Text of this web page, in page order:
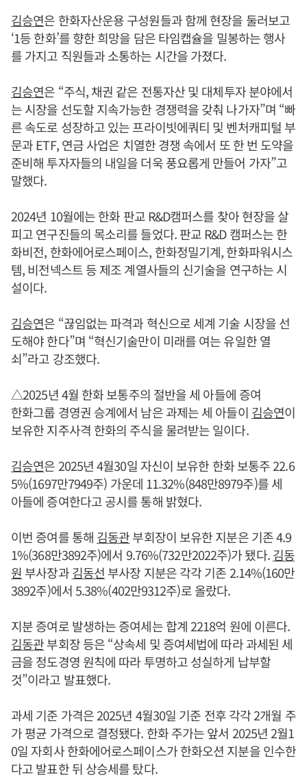
김승연은 한화자산운용 구성원들과 함께 현장을 둘러보고
‘1등 한화’를 향한 희망을 담은 타임캡슐을 밀봉하는 행사
를 가지고 직원들과 소통하는 시간을 가졌다.
김승연은 “주식, 채권 같은 전통자산 및 대체투자 분야에서
는 시장을 선도할 지속가능한 경쟁력을 갖춰 나가자”며 “빠
른 속도로 성장하고 있는 프라이빗에쿼티 및 벤처캐피털 부
문과 ETF, 연금 사업은 치열한 경쟁 속에서 또 한 번 도약을
준비해 투자자들의 내일을 더욱 풍요롭게 만들어 가자”고
말했다.
2024년 10월에는 한화 판교 R&D캠퍼스를 찾아 현장을 살
피고 연구진들의 목소리를 들었다. 판교 R&D 캠퍼스는 한
화비전, 한화에어로스페이스, 한화정밀기계, 한화파워시스
템, 비전넥스트 등 제조 계열사들의 신기술을 연구하는 시
설이다.
김승연은 “끊임없는 파격과 혁신으로 세계 기술 시장을 선
도해야 한다”며 “혁신기술만이 미래를 여는 유일한 열
쇠”라고 강조했다.
△2025년 4월 한화 보통주의 절반을 세 아들에 증여
한화그룹 경영권 승계에서 남은 과제는 세 아들이 김승연이
보유한 지주사격 한화의 주식을 물려받는 일이다.
김승연은 2025년 4월30일 자신이 보유한 한화 보통주 22.6
5%(1697만7949주) 가운데 11.32%(848만8979주)를 세
아들에 증여한다고 공시를 통해 밝혔다.
이번 증여를 통해 김동관부회장이 보유한 지분은 기존 4.9
1%(368만3892주)에서 9.76%(732만2022주)가 됐다.김동
원부사장과김동선부사장 지분은 각각 기존 2.14%(160만
3892주)에서 5.38%(402만9312주)로 올랐다.
지분 증여로 발생하는 증여세는 합계 2218억 원에 이른다.
김동관부회장 등은 “상속세 및 증여세법에 따라 과세된 세
금을 정도경영 원칙에 따라 투명하고 성실하게 납부할
것”이라고 발표했다.
과세 기준 가격은 2025년 4월30일 기준 전후 각각 2개월 주
가 평균 가격으로 결정됐다. 한화 주가는 앞서 2025년 2월1
0일 자회사 한화에어로스페이스가 한화오션 지분을 인수한
다고 발표한 뒤 상승세를 탔다.